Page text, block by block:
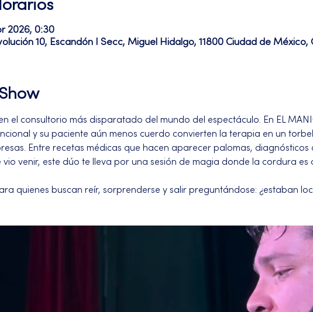
2026, 0:30
10, Escandón I Secc, Miguel Hidalgo, 11800 Ciudad de México,
el consultorio más disparatado del mundo del espectáculo. En EL
y su paciente aún menos cuerdo convierten la terapia en un
Entre recetas médicas que hacen aparecer palomas, diagnósticos
venir, este dúo te lleva por una sesión de magia donde la cordura es
quienes buscan reír, sorprenderse y salir preguntándose: ¿estaban